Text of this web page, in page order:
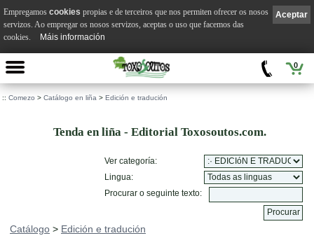
0
:: Comezo > Catálogo en liña > Edición e tradución
Tenda en liña - Editorial Toxosoutos.com.
Ver categoría:
Lingua:
Procurar o seguinte texto:
Catálogo > Edición e tradución
Aceptar
Empregamos cookies propias e de terceiros que nos permiten ofrecer os nosos
servizos. Ao empregar os nosos servizos, aceptas o uso que facemos das
cookies.
Máis información